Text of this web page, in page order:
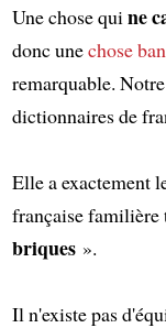
Une chose qui ne
donc unechose
remarquable.
dictionnaires de
Elle a exactement
française familière
briques».
Il n'existe pas